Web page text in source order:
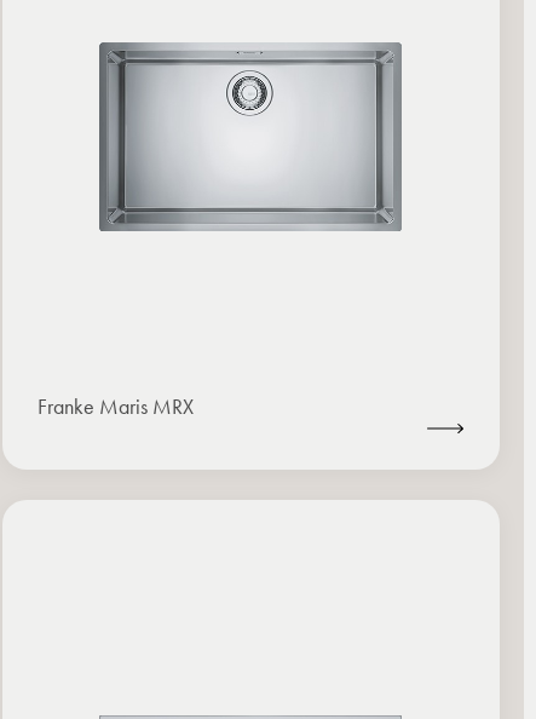
Franke Maris MRX